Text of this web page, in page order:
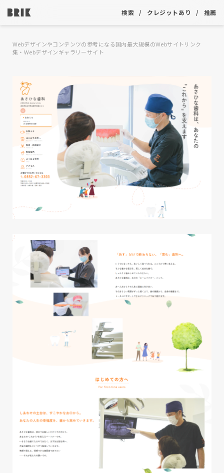
検索 クレジットあり 推薦
Webデザインやコンテンツの参考になる国内最大規模のWebサイトリンク
集・Webデザインギャラリーサイト